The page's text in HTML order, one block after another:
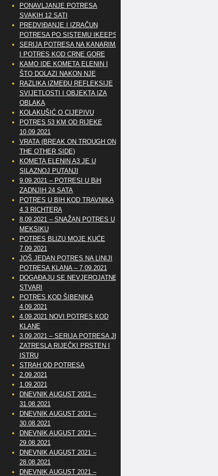
PONAVLJANJE POTRESA
SVAKIH 12 SATI
PREDVIĐANJE I IZRAČUN
POTRESA PO SISTEMU IKEEPS
SERIJA POTRESA NA KANARIMA
I POTRES KOD CRNE GORE
KAMO IDE KOMETA ELENIN I
ŠTO DOLAZI NAKON NJE
RAZLIKA IZMEĐU REFLEKSIJE
SVIJETLOSTI I OBJEKTA IZA
OBLAKA
KOLAKUŠIĆ O CIJEPIVU
POTRES 53 KM OD RIJEKE
10.09.2021
VRATA (BREAK ON TROUGH ON
THE OTHER SIDE)
KOMETA ELENIN A3 JE U
SILAZNOJ PUTANJI
9.09.2021 – POTRESI U BiH
ZADNJIH 24 SATA
POTRES U BIH KOD TRAVNIKA
4.3 RICHTERA
8.09.2021 – SNAŽAN POTRES U
MEKSIKU
POTRES BLIZU MOJE KUĆE
7.09.2021
JOŠ JEDAN POTRES NA LINIJI
POTRESA KLANA – 7.09.2021
DOGAĐAJU SE NEVJEROJATNE
STVARI
POTRES KOD ŠIBENIKA
4.09.2021
4.09.2021 NOVI POTRES KOD
KLANE
3.09.2021 – SERIJA POTRESA JE
ZATRESLA RIJEČKI PRSTEN I
ISTRU
STRAH OD POTRESA
2.09.2021
1.09.2021
DNEVNIK AUGUST 2021 –
31.08.2021
DNEVNIK AUGUST 2021 –
30.08.2021
DNEVNIK AUGUST 2021 –
29.08.2021
DNEVNIK AUGUST 2021 –
28.08.2021
DNEVNIK AUGUST 2021 –